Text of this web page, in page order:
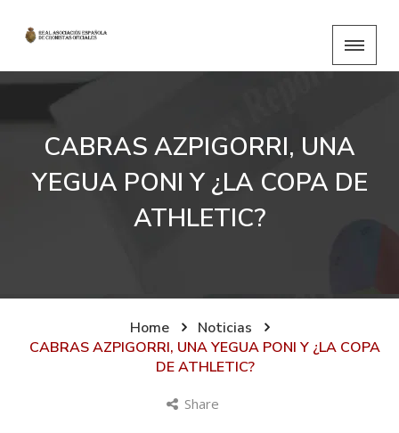
CABRAS AZPIGORRI, UNA
YEGUA PONI Y ¿LA COPA DE
ATHLETIC?
Home
Noticias
CABRAS AZPIGORRI, UNA YEGUA PONI Y ¿LA COPA
DE ATHLETIC?
Share